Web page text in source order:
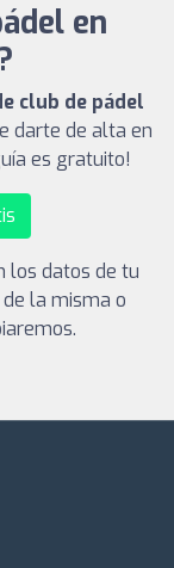
en
club de pádel
darte de alta en
es gratuito!
los datos de tu
la misma o